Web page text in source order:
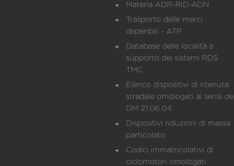
Materia ADR-RID-ADN
Trasporto delle merci
deperibili - ATP
Database delle località a
supporto dei sistemi RDS
TMC
Elenco dispositivi di ritenuta
stradale omologati ai sensi del
DM 21.06.04
Dispositivi riduzioni di massa
particolato
Codici immatricolativi di
ciclomotori omologati